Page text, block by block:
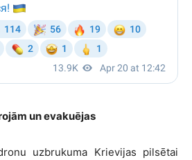
un evakuējas
uzbrukuma Krievijas pilsētai